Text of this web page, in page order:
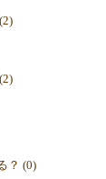
？ (0)